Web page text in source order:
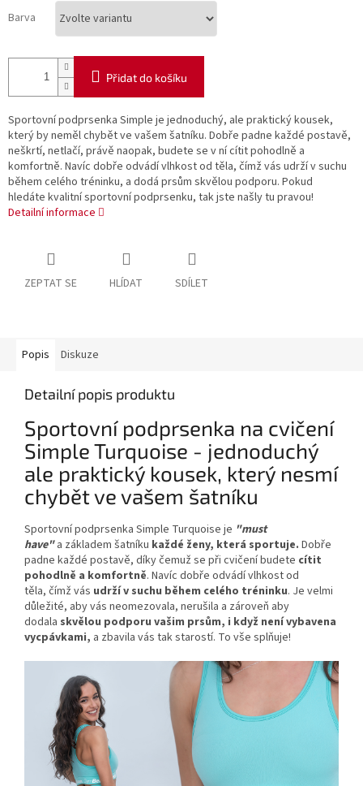
Barva
Přidat do košíku
Sportovní podprsenka Simple je jednoduchý, ale praktický kousek,
který by neměl chybět ve vašem šatníku. Dobře padne každé postavě,
neškrtí, netlačí, právě naopak, budete se v ní cítit pohodlně a
komfortně. Navíc dobře odvádí vlhkost od těla, čímž vás udrží v suchu
během celého tréninku, a dodá prsům skvělou podporu. Pokud
hledáte kvalitní sportovní podprsenku, tak jste našly tu pravou!
Detailní informace
ZEPTAT SE HLÍDAT SDÍLET
Popis Diskuze
Detailní popis produktu
Sportovní podprsenka na cvičení
Simple Turquoise - jednoduchý
ale praktický kousek, který nesmí
chybět ve vašem šatníku
Sportovní podprsenka Simple Turquoise je "must
have"a základem šatníku každé ženy, která sportuje. Dobře
padne každé postavě, díky čemuž se při cvičení budete cítit
pohodlně a komfortně. Navíc dobře odvádí vlhkost od
těla, čímž vás udrží v suchu během celého tréninku. Je velmi
důležité, aby vás neomezovala, nerušila a zároveň aby
dodala skvělou podporu vašim prsům, i když není vybavena
vycpávkami, a zbavila vás tak starostí. To vše splňuje!